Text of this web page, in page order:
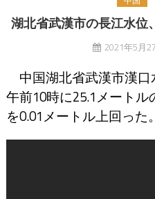
湖北省武漢市の長江水位
2021年5月
中国湖北省武漢市漢口
午前10時に25.1メート
を0.01メートル上回った。